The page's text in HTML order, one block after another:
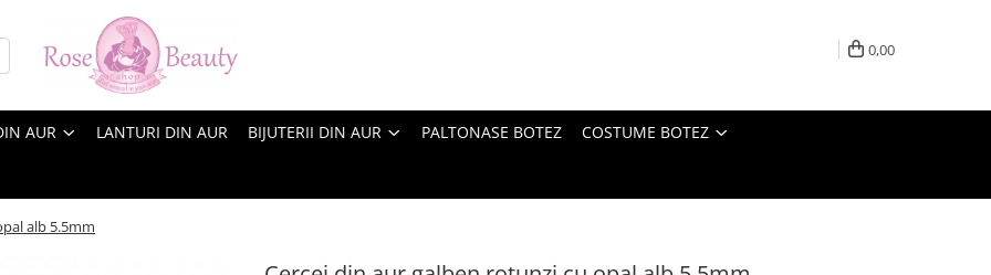
0,00
AUR LANTURI DIN AUR BIJUTERII DIN AUR PALTONASE BOTEZ COSTUME BOTEZ
alb 5.5mm